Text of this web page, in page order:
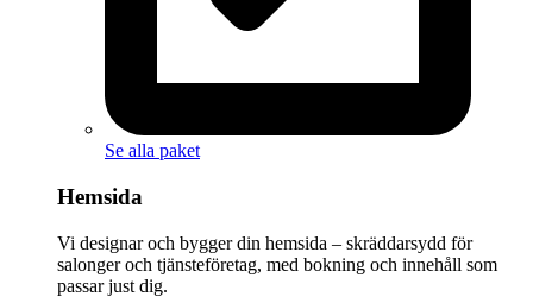
Se alla paket
Hemsida
Vi designar och bygger din hemsida – skräddarsydd för
salonger och tjänsteföretag, med bokning och innehåll som
passar just dig.